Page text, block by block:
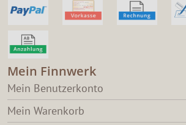
Mein Finnwerk
Mein Benutzerkonto
Mein Warenkorb